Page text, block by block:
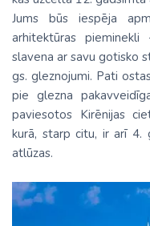
Jums būs iespēja
arhitektūras
slavena ar savu gotisko
gs. gleznojumi. Pati
pie glezna
paviesotos Kirēnijas
kurā, starp citu, ir arī 4.
atlūzas.